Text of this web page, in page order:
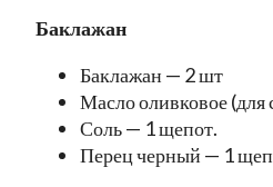
Баклажан
Баклажан — 2 шт
Масло оливковое (для
Соль — 1 щепот.
Перец черный — 1